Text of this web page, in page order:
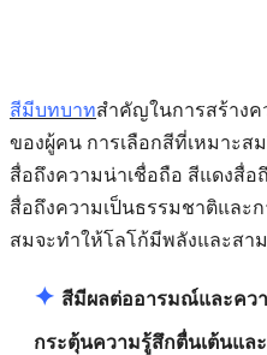
สีมีบทบาทสำคัญในการสร้าง
ของผู้คน การเลือกสีที่เหมาะ
สื่อถึงความน่าเชื่อถือ สีแดงสื่อ
สื่อถึงความเป็นธรรมชาติและก
สมจะทำให้โลโก้มีพลังและสา
✦ สีมีผลต่ออารมณ์และคว
กระตุ้นความรู้สึกตื่นเต้นแล